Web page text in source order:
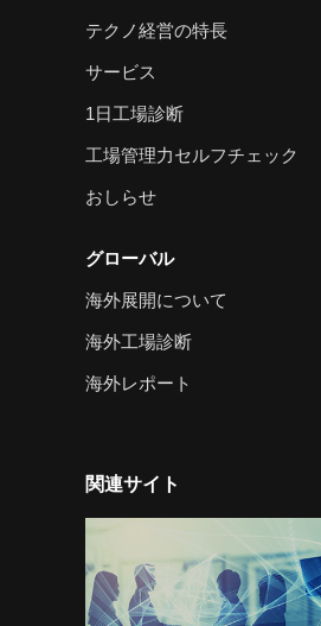
テクノ経営の特長
サービス
1日工場診断
工場管理力セルフチェック
おしらせ
グローバル
海外展開について
海外工場診断
海外レポート
関連サイト